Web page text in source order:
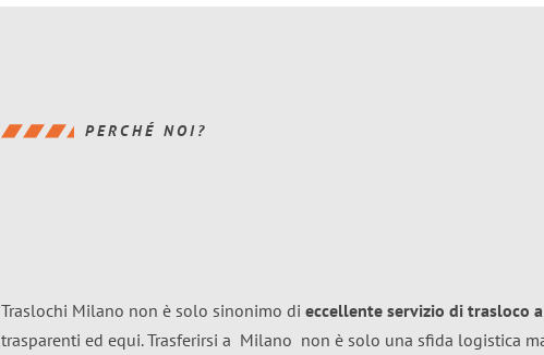
PERCHÉ NOI?
Traslochi Milano non è solo sinonimo di eccellente servizio di trasloco a
trasparenti ed equi. Trasferirsi a Milano non è solo una sfida logistica